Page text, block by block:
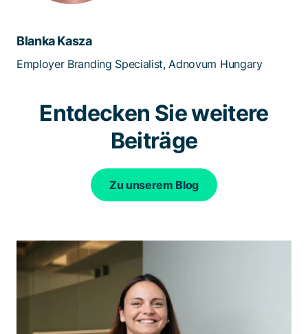
Blanka Kasza
Employer Branding Specialist, Adnovum Hungary
Entdecken Sie weitere
Beiträge
Zu unserem Blog